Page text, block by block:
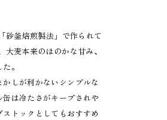
砂釜焙煎製法」で作られて
麦本来のほのかな甘み、
。
しが利かないシンプルな
は冷たさがキープされや
トックとしてもおすすめ